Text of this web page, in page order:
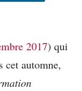
2017) qui
cet automne,